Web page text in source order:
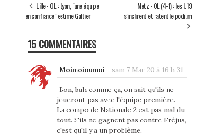
Lille - OL : Lyon, "une équipe
en confiance" estime Galtier
Metz - OL (4-1) : les U19
s'inclinent et ratent le podium
15 COMMENTAIRES
Moimoioumoi - sam 7 Mar 20 à 16 h 31
Bon, bah comme ça, on sait qu'ils ne
joueront pas avec l'équipe première.
La compo de Nationale 2 est pas mal du
tout. S'ils ne gagnent pas contre Fréjus,
c'est qu'il y a un problème.